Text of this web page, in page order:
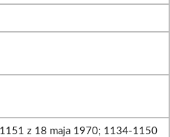
z 18 maja 1970; 1134-1150